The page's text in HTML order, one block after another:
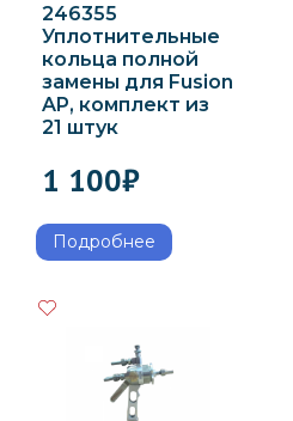
246355
Уплотнительные
кольца полной
замены для Fusion
AP, комплект из
21 штук
1 100₽
Подробнее